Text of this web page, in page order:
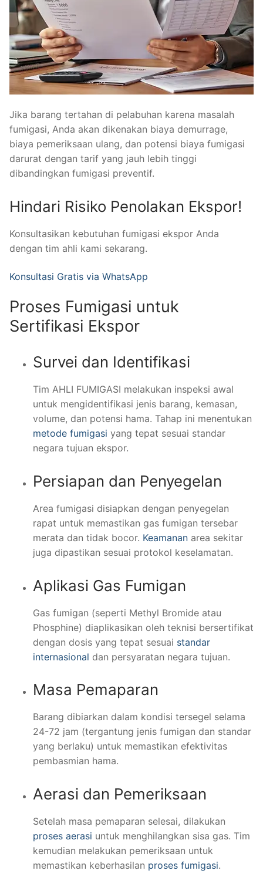
Jika barang tertahan di pelabuhan karena masalah
fumigasi, Anda akan dikenakan biaya demurrage,
biaya pemeriksaan ulang, dan potensi biaya fumigasi
darurat dengan tarif yang jauh lebih tinggi
dibandingkan fumigasi preventif.
Hindari Risiko Penolakan Ekspor!
Konsultasikan kebutuhan fumigasi ekspor Anda
dengan tim ahli kami sekarang.
Konsultasi Gratis via WhatsApp
Proses Fumigasi untuk
Sertifikasi Ekspor
Survei dan Identifikasi
Tim AHLI FUMIGASI melakukan inspeksi awal
untuk mengidentifikasi jenis barang, kemasan,
volume, dan potensi hama. Tahap ini menentukan
metode fumigasi yang tepat sesuai standar
negara tujuan ekspor.
Persiapan dan Penyegelan
Area fumigasi disiapkan dengan penyegelan
rapat untuk memastikan gas fumigan tersebar
merata dan tidak bocor. Keamanan area sekitar
juga dipastikan sesuai protokol keselamatan.
Aplikasi Gas Fumigan
Gas fumigan (seperti Methyl Bromide atau
Phosphine) diaplikasikan oleh teknisi bersertifikat
dengan dosis yang tepat sesuai standar
internasional dan persyaratan negara tujuan.
Masa Pemaparan
Barang dibiarkan dalam kondisi tersegel selama
24-72 jam (tergantung jenis fumigan dan standar
yang berlaku) untuk memastikan efektivitas
pembasmian hama.
Aerasi dan Pemeriksaan
Setelah masa pemaparan selesai, dilakukan
proses aerasi untuk menghilangkan sisa gas. Tim
kemudian melakukan pemeriksaan untuk
memastikan keberhasilan proses fumigasi.